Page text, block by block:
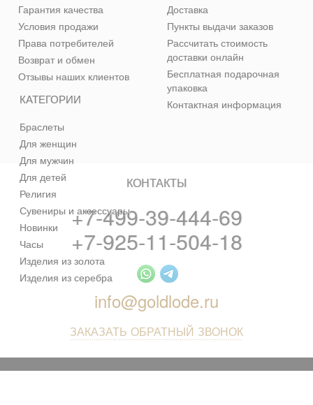
КАТЕГОРИИ
Браслеты
Для женщин
Для мужчин
Для детей
Религия
Сувениры и аксессуары
Новинки
Часы
Изделия из золота
Изделия из серебра
Гарантия качества
Условия продажи
Права потребителей
Возврат и обмен
Отзывы наших клиентов
Доставка
Пункты выдачи заказов
Рассчитать стоимость
доставки онлайн
Бесплатная подарочная
упаковка
Контактная информация
КОНТАКТЫ
+7-499-39-444-69
+7-925-11-504-18
info@goldlode.ru
ЗАКАЗАТЬ ОБРАТНЫЙ ЗВОНОК